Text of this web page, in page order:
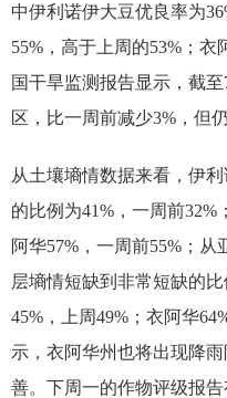
中伊利诺伊大豆优良率为
55%，高于上周的53%；衣
国干旱监测报告显示，截
区，比一周前减少3%，但
从土壤墒情数据来看，伊
的比例为41%，一周前32%
阿华57%，一周前55%；
层墒情短缺到非常短缺的
45%，上周49%；衣阿华
示，衣阿华州也将出现降
善。下周一的作物评级报